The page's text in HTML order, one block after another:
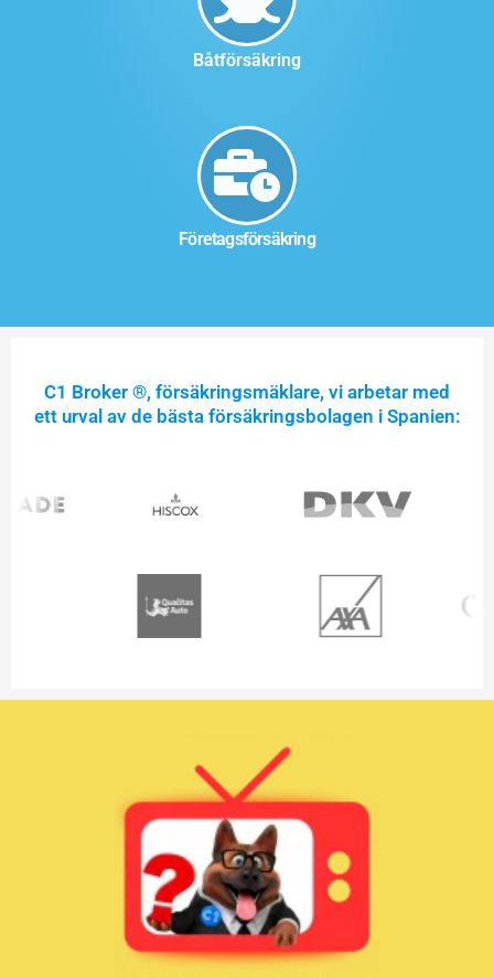
Båtförsäkring
Företagsförsäkring
C1 Broker ®, försäkringsmäklare, vi arbetar med
ett urval av de bästa försäkringsbolagen i Spanien: